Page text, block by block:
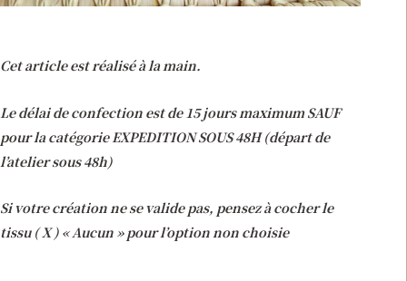
Cet article est réalisé à la main.
Le délai de confection est de 15 jours maximum SAUF
pour la catégorie EXPEDITION SOUS 48H (départ de
l’atelier sous 48h)
Si votre création ne se valide pas, pensez à cocher le
tissu ( X ) « Aucun » pour l’option non choisie